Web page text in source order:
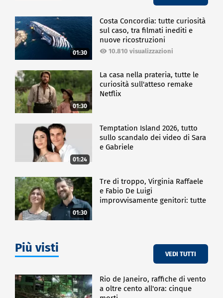
01:30
Costa Concordia: tutte curiosità
sul caso, tra filmati inediti e
nuove ricostruzioni
10.810 visualizzazioni
01:30
La casa nella prateria, tutte le
curiosità sull'atteso remake
Netflix
01:24
Temptation Island 2026, tutto
sullo scandalo dei video di Sara
e Gabriele
01:30
Tre di troppo, Virginia Raffaele
e Fabio De Luigi
improvvisamente genitori: tutte
Più visti VEDI TUTTI
Rio de Janeiro, raffiche di vento
a oltre cento all'ora: cinque